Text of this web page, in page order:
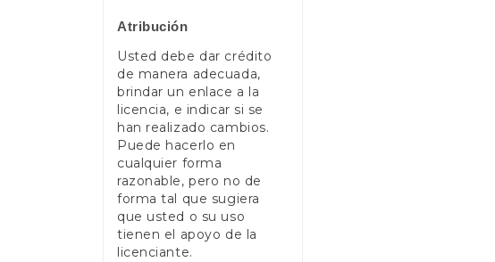
Atribución
Usted debe dar crédito
de manera adecuada,
brindar un enlace a la
licencia, e indicar si se
han realizado cambios.
Puede hacerlo en
cualquier forma
razonable, pero no de
forma tal que sugiera
que usted o su uso
tienen el apoyo de la
licenciante.